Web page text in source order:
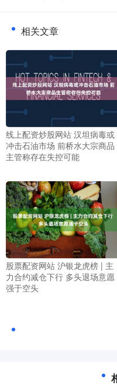
相关文章
线上配资炒股网站 汉坦病毒或
冲击石油市场 前桥水大宗商品
主管称存在失控可能
股票配资网站 沪银龙虎榜 | 主
力合约减仓下行 多头退场意愿
强于空头